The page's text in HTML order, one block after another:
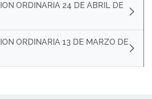
ORDINARIA 24 DE ABRIL DE
ORDINARIA 13 DE MARZO DE